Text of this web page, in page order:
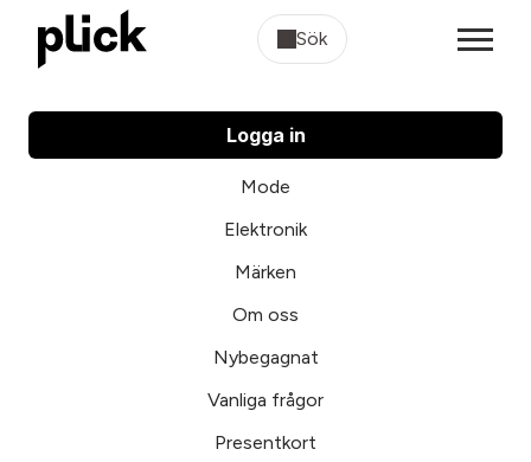
Sök
Logga in
Mode
Elektronik
Märken
Om oss
Nybegagnat
Vanliga frågor
Presentkort